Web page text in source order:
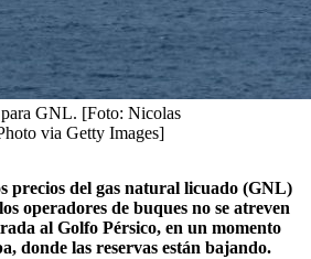
GNL. [Foto: Nicolas
via Getty Images]
precios del gas natural licuado (GNL)
operadores de buques no se atreven
al Golfo Pérsico, en un momento
donde las reservas están bajando.